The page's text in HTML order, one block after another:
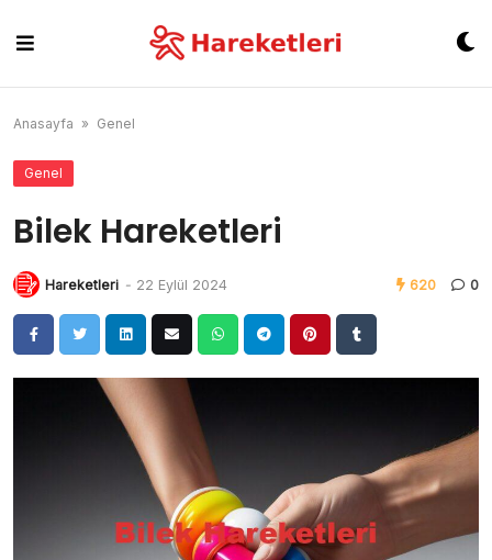
content
Anasayfa » Genel
Genel
Bilek Hareketleri
Hareketleri - 22 Eylül 2024 620 0